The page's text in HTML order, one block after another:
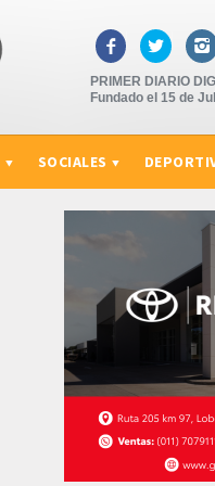
  
PRIMER DIARIO
Fundado el 15 de
SOCIALES